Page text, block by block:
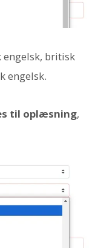
britisk
engelsk.
til oplæsning,